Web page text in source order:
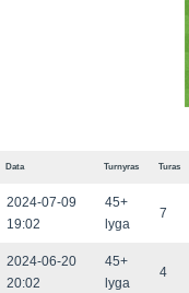
Data Turnyras Turas
2024-07-09
19:02
45+
lyga
7
2024-06-20
20:02
45+
lyga
4